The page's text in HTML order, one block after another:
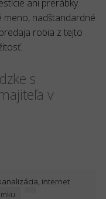
ani prerábky.
nadštandardné
robia z tejto
s
v
internet